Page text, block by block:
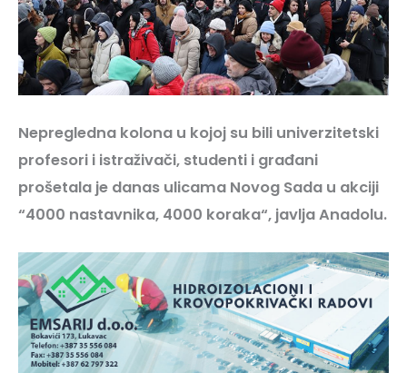
Nepregledna kolona u kojoj su bili univerzitetski
profesori i istraživači, studenti i građani
prošetala je danas ulicama Novog Sada u akciji
“4000 nastavnika, 4000 koraka“, javlja Anadolu.